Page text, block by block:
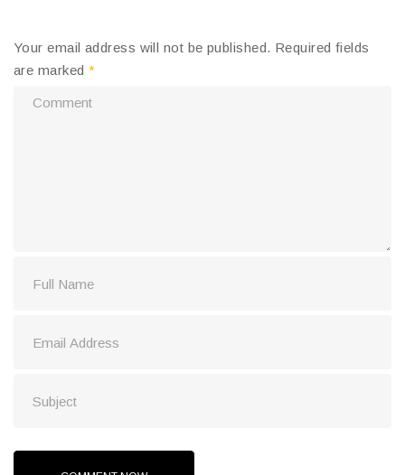
Your email address will not be published. Required fields
are marked *